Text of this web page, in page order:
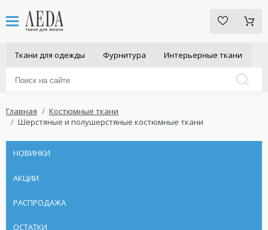
Ткани для одежды Фурнитура Интерьерные ткани
Главная
Костюмные ткани
Шерстяные и полушерстяные костюмные ткани
НОВИНКИ
АКЦИИ
РАСПРОДАЖА
ОСТАТКИ